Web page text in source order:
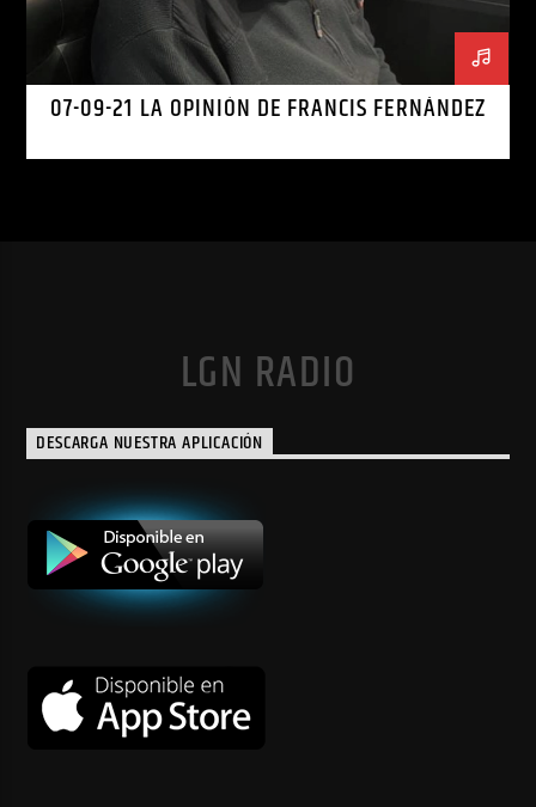
07-09-21 LA OPINIÓN DE FRANCIS FERNÁNDEZ
LGN RADIO
DESCARGA NUESTRA APLICACIÓN